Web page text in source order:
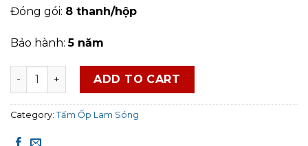
Đóng gói: 8 thanh/hộp
Bảo hành:5 năm
Tấm Ốp Lam Sóng HoBiWood - LS4C04 quantity
ADD TO CART
Category: Tấm Ốp Lam Sóng